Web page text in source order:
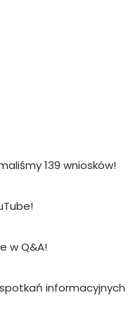
139 wniosków!
w Q&A!
informacyjnych